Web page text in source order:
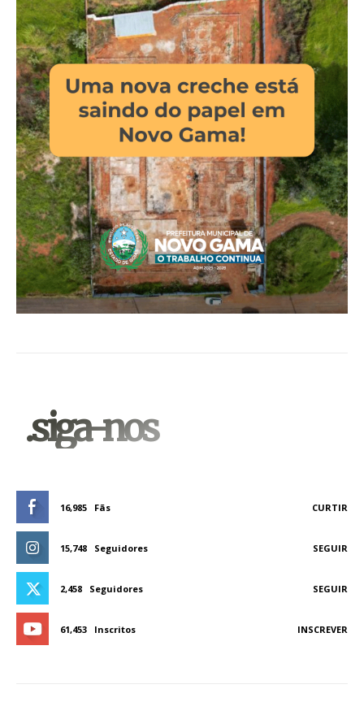
.siga-nos
16,985 Fãs CURTIR
15,748 Seguidores SEGUIR
2,458 Seguidores SEGUIR
61,453 Inscritos INSCREVER